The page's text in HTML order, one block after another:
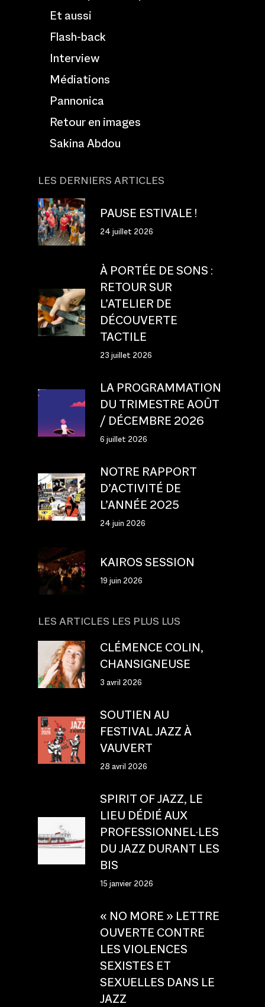
Et aussi
Flash-back
Interview
Médiations
Pannonica
Retour en images
Sakina Abdou
LES DERNIERS ARTICLES
PAUSE ESTIVALE !
24 juillet 2026
À PORTÉE DE SONS :
RETOUR SUR
L’ATELIER DE
DÉCOUVERTE
TACTILE
23 juillet 2026
LA PROGRAMMATION
DU TRIMESTRE AOÛT
/ DÉCEMBRE 2026
6 juillet 2026
NOTRE RAPPORT
D’ACTIVITÉ DE
L’ANNÉE 2025
24 juin 2026
KAIROS SESSION
19 juin 2026
LES ARTICLES LES PLUS LUS
CLÉMENCE COLIN,
CHANSIGNEUSE
3 avril 2026
SOUTIEN AU
FESTIVAL JAZZ À
VAUVERT
28 avril 2026
SPIRIT OF JAZZ, LE
LIEU DÉDIÉ AUX
PROFESSIONNEL·LES
DU JAZZ DURANT LES
BIS
15 janvier 2026
« NO MORE » LETTRE
OUVERTE CONTRE
LES VIOLENCES
SEXISTES ET
SEXUELLES DANS LE
JAZZ